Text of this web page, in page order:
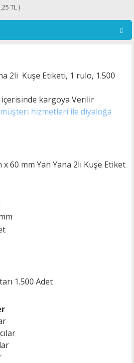
TL )
2li Kuşe Etiketi, 1 rulo, 1.500
içerisinde kargoya Verilir
hizmetleri ile diyaloğa
x 60 mm Yan Yana 2li Kuşe Etiket
1.500 Adet